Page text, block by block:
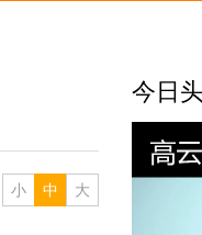
小 中 大
今日